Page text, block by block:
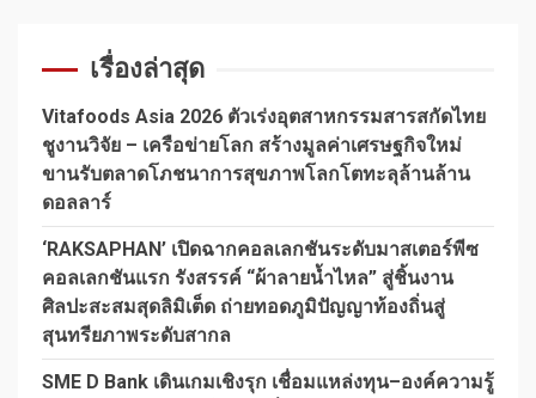
เรื่องล่าสุด
Vitafoods Asia 2026 ตัวเร่งอุตสาหกรรมสารสกัดไทย
ชูงานวิจัย – เครือข่ายโลก สร้างมูลค่าเศรษฐกิจใหม่
ขานรับตลาดโภชนาการสุขภาพโลกโตทะลุล้านล้าน
ดอลลาร์
‘RAKSAPHAN’ เปิดฉากคอลเลกชันระดับมาสเตอร์พีซ
คอลเลกชันแรก รังสรรค์ “ผ้าลายน้ำไหล” สู่ชิ้นงาน
ศิลปะสะสมสุดลิมิเต็ด ถ่ายทอดภูมิปัญญาท้องถิ่นสู่
สุนทรียภาพระดับสากล
SME D Bank เดินเกมเชิงรุก เชื่อมแหล่งทุน–องค์ความรู้